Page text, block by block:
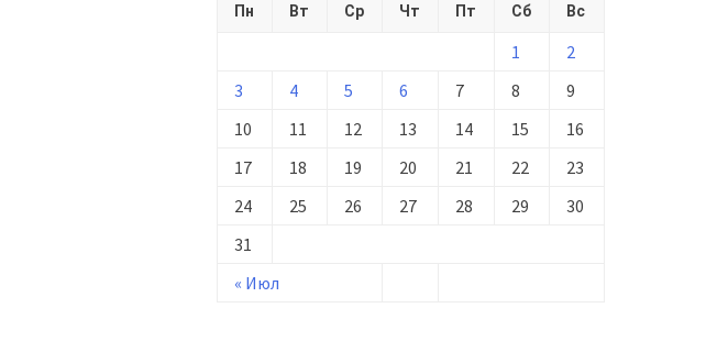
Пн Вт Ср Чт Пт Сб Вс
« Июл
1
2
3
4 5 6 7 8
9
10
11 12 13 14 15
16
17
18 19 20 21 22
23
24
25 26 27 28 29
30
31